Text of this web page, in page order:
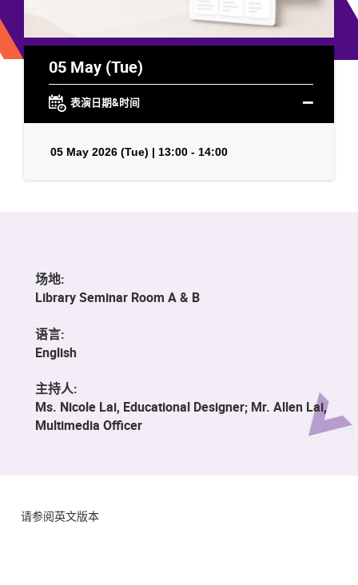
05 May (Tue)
表演日期&时间
05 May 2026 (Tue) | 13:00 - 14:00
场地:
Library Seminar Room A & B
语言:
English
主持人:
Ms. Nicole Lai, Educational Designer; Mr. Allen Lai,
Multimedia Officer
请参阅英文版本